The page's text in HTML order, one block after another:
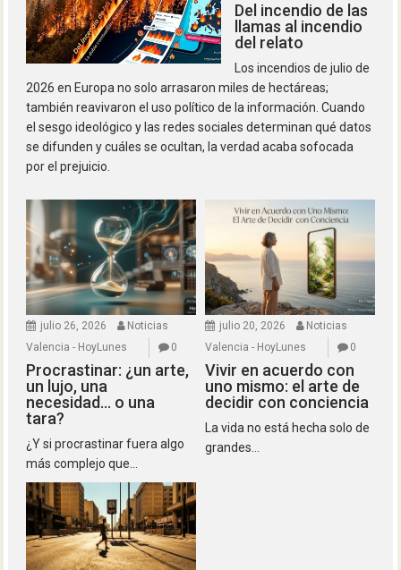
Del incendio de las
llamas al incendio
del relato
Los incendios de julio de
2026 en Europa no solo arrasaron miles de hectáreas;
también reavivaron el uso político de la información. Cuando
el sesgo ideológico y las redes sociales determinan qué datos
se difunden y cuáles se ocultan, la verdad acaba sofocada
por el prejuicio.
julio 26, 2026
Noticias
Valencia - HoyLunes
0
Procrastinar: ¿un arte,
un lujo, una
necesidad… o una
tara?
¿Y si procrastinar fuera algo
más complejo que...
julio 20, 2026
Noticias
Valencia - HoyLunes
0
Vivir en acuerdo con
uno mismo: el arte de
decidir con conciencia
La vida no está hecha solo de
grandes...